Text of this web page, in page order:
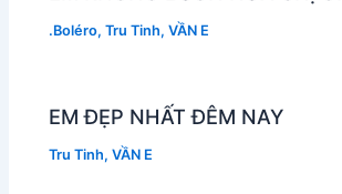
.Boléro,Tru Tinh,VẦN E
EM ĐẸP NHẤT ĐÊM NAY
Tru Tinh,VẦN E